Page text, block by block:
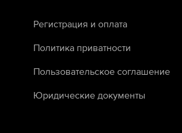
Регистрация и оплата
Политика приватности
Пользовательское соглашение
Юридические документы